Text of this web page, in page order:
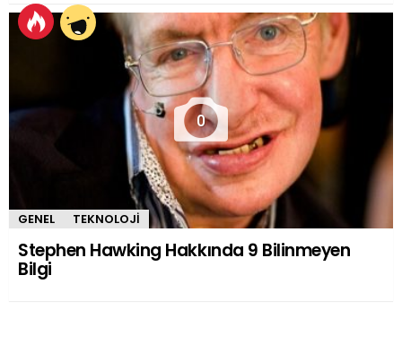
0
GENEL TEKNOLOJI
Stephen Hawking Hakkında 9 Bilinmeyen
Bilgi